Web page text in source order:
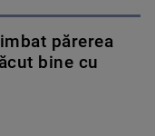
părerea
bine cu